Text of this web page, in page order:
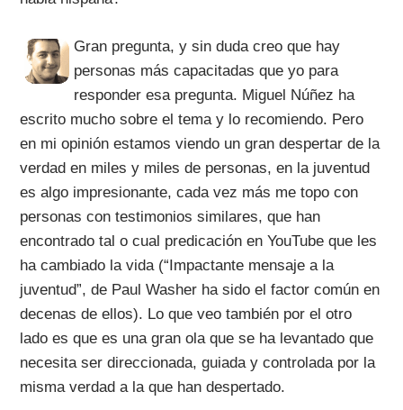
Gran pregunta, y sin duda creo que hay
personas más capacitadas que yo para
responder esa pregunta. Miguel Núñez ha
escrito mucho sobre el tema y lo recomiendo. Pero
en mi opinión estamos viendo un gran despertar de la
verdad en miles y miles de personas, en la juventud
es algo impresionante, cada vez más me topo con
personas con testimonios similares, que han
encontrado tal o cual predicación en YouTube que les
ha cambiado la vida (“Impactante mensaje a la
juventud”, de Paul Washer ha sido el factor común en
decenas de ellos). Lo que veo también por el otro
lado es que es una gran ola que se ha levantado que
necesita ser direccionada, guiada y controlada por la
misma verdad a la que han despertado.